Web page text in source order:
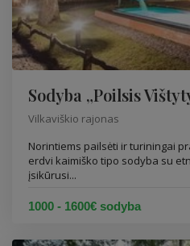
Sodyba „Poilsis
Vilkaviškio rajonas
Norintiems pailsėti ir turiningai
erdvi kaimiško tipo sodyba su
įsikūrusi...
1000 - 1600€ sodyba